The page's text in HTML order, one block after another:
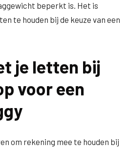
beperkt is. Het is
te houden bij de keuze van een
je letten bij
voor een
om rekening mee te houden bij